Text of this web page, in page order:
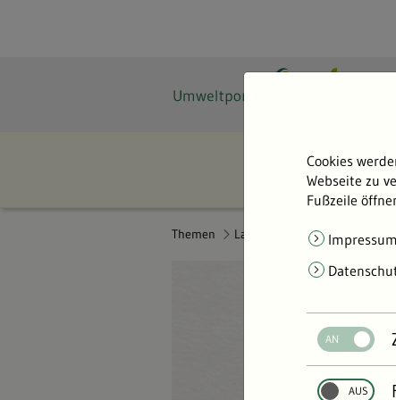
Themen Land- & Forstwirtschaft
Cookies
Webseite zu
Fußzeile
Impressum